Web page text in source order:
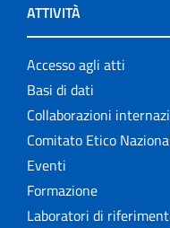
ATTIVITÀ
Accesso agli atti
Basi di dati
Collaborazioni
Comitato Etico
Eventi
Formazione
Laboratori di